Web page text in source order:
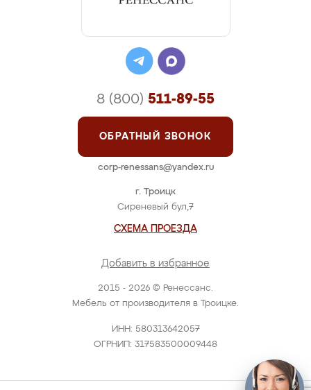
2015 - 2026 © Ренессанс.
Мебель от производителя в Троицке.
ИНН: 580313642057
ОГРНИП: 317583500009448
г. Троицк
Сиреневый бул,7
СХЕМА ПРОЕЗДА
Добавить в избранное
8 (800) 511-89-55
ОБРАТНЫЙ ЗВОНОК
corp-renessans@yandex.ru